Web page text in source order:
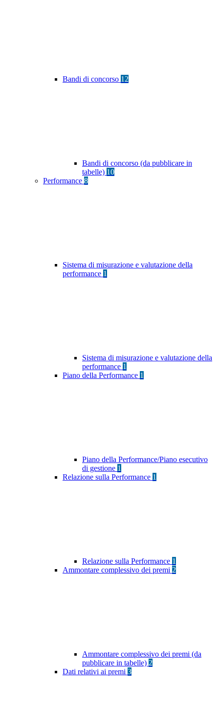
Bandi di concorso 12
Bandi di concorso (da pubblicare in
tabelle) 10
Performance 8
Sistema di misurazione e valutazione della
performance 1
Sistema di misurazione e valutazione della
performance 1
Piano della Performance 1
Piano della Performance/Piano esecutivo
di gestione 1
Relazione sulla Performance 1
Relazione sulla Performance 1
Ammontare complessivo dei premi 2
Ammontare complessivo dei premi (da
pubblicare in tabelle) 2
Dati relativi ai premi 3